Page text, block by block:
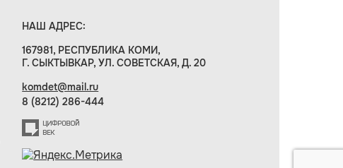
НАШ АДРЕС:
167981, РЕСПУБЛИКА КОМИ,
Г. СЫКТЫВКАР, УЛ. СОВЕТСКАЯ, Д. 20
komdet@mail.ru
8 (8212) 286-444